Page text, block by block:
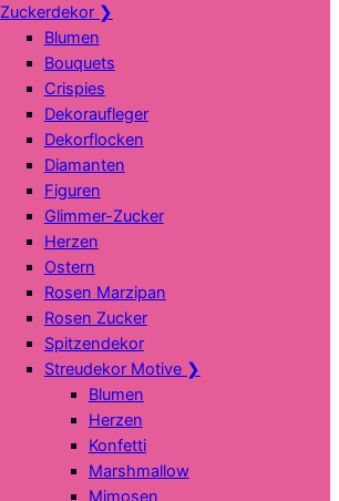
Zuckerdekor ❯
Blumen
Bouquets
Crispies
Dekoraufleger
Dekorflocken
Diamanten
Figuren
Glimmer-Zucker
Herzen
Ostern
Rosen Marzipan
Rosen Zucker
Spitzendekor
Streudekor Motive ❯
Blumen
Herzen
Konfetti
Marshmallow
Mimosen